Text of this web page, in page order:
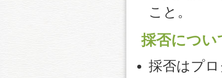
こと。
採否につい
採否はプ